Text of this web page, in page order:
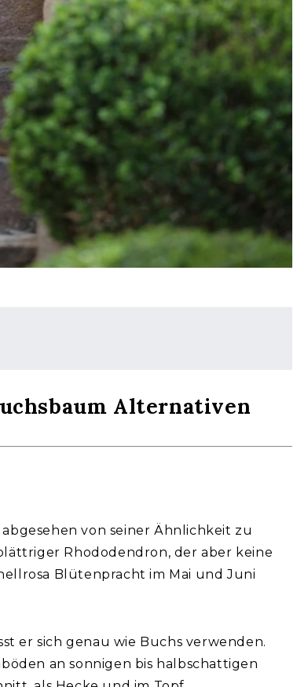
Alternativen
von seiner Ähnlichkeit zu
Rhododendron, der aber keine
Blütenpracht im Mai und Juni
er sich genau wie Buchs verwenden.
an sonnigen bis halbschattigen